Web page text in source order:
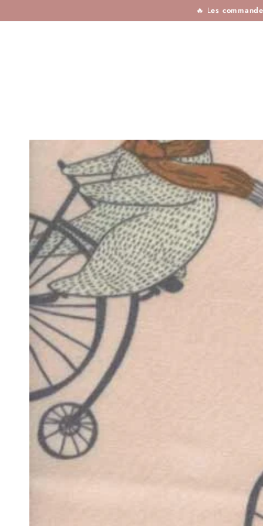
🔥 Les
INFORMATIONS SUR
LE PRODUIT